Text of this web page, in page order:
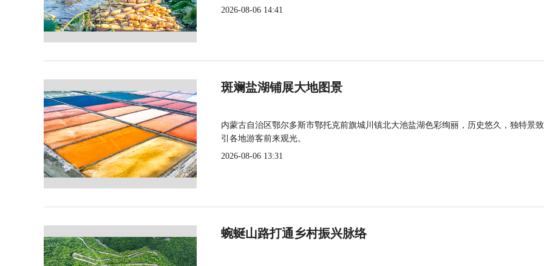
2026-08-06 14:41
斑斓盐湖铺展大地图景
内蒙古自治区鄂尔多斯市鄂托克前旗城川镇北大池盐湖色彩绚丽，历史悠久，独特景
引各地游客前来观光。
2026-08-06 13:31
蜿蜒山路打通乡村振兴脉络